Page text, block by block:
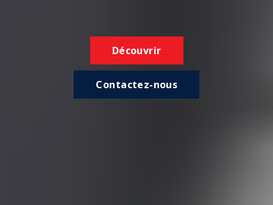
Découvrir
Contactez-nous